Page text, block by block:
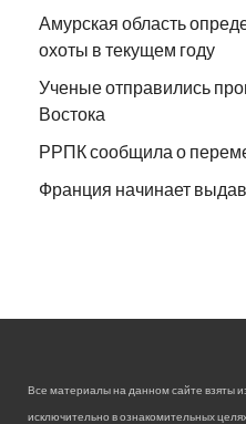
Амурская область
охоты в текущем году
Ученые отправились
Востока
РРПК сообщила о
Франция начинает
Все материалы на данном сайте взяты
исключительно в ознакомительных